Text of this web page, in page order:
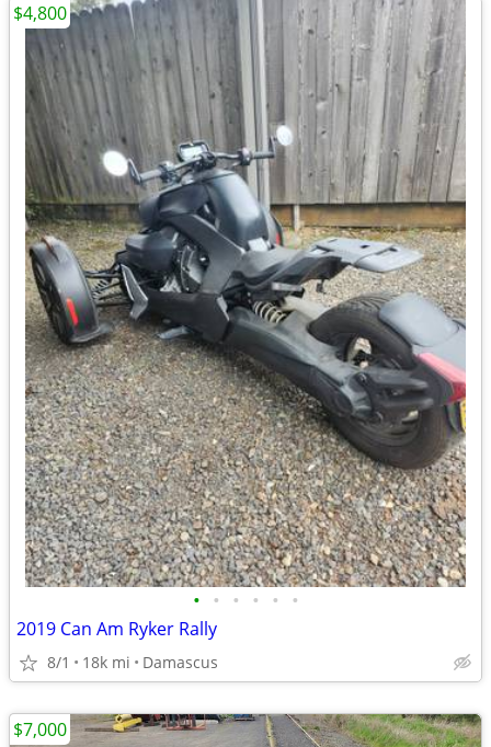
• • • • • •
2019 Can Am Ryker Rally
8/1 18k mi Damascus
$4,800
$7,000